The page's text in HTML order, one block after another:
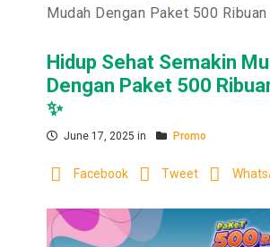
Mudah Dengan Paket 500
Hidup Sehat Semakin
Dengan Paket 500
✨
June 17, 2025 in Promo
Facebook Tweet